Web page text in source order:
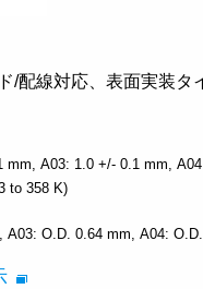
/配線対応、表面実装タ
mm A03: 1.0 +/- 0.1 mm
to 358 K)
A03: O.D. 0.64 mm A04: